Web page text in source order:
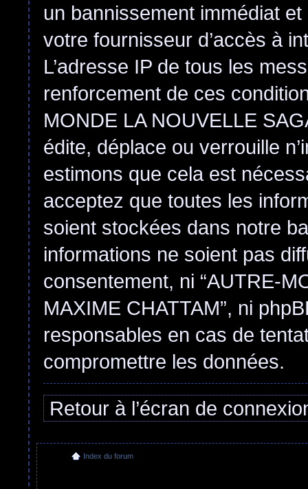
un bannissement immédiat
votre fournisseur d’accès à
L’adresse IP de tous les
renforcement de ces
MONDE LA NOUVELLE
édite, déplace ou verrouille
estimons que cela est
acceptez que toutes les
soient stockées dans notre
informations ne soient pas
consentement, ni “AUTRE-
MAXIME CHATTAM”, ni
responsables en cas de
compromettre les données.
Retour à l’écran de
Index du forum